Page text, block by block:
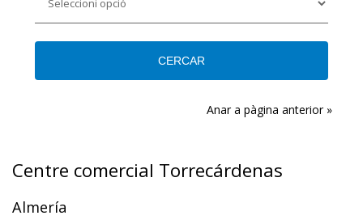
Anar a pàgina anterior »
Centre comercial Torrecárdenas
Almería